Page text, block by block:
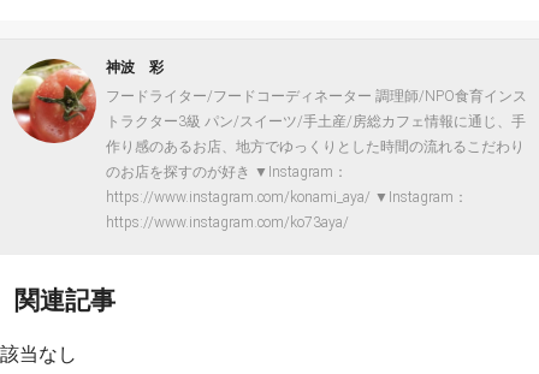
神波 彩
フードライター/フードコーディネーター 調理師/NPO食育インス
トラクター3級 パン/スイーツ/手土産/房総カフェ情報に通じ、手
作り感のあるお店、地方でゆっくりとした時間の流れるこだわり
のお店を探すのが好き ▼Instagram：
https://www.instagram.com/konami_aya/ ▼Instagram：
https://www.instagram.com/ko73aya/
関連記事
該当なし